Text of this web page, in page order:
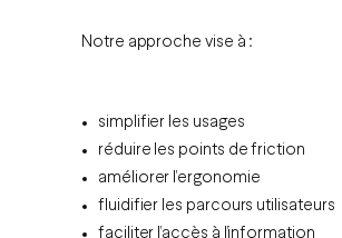
Notre approche vise à :
simplifier les usages
réduire les points de friction
améliorer l’ergonomie
fluidifier les parcours utilisateurs
faciliter l’accès à l’information